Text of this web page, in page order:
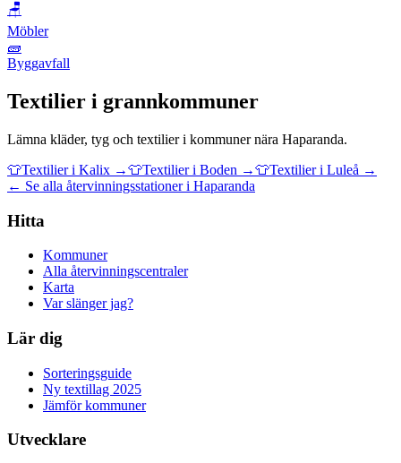
🪑
Möbler
🧱
Byggavfall
Textilier i grannkommuner
Lämna kläder, tyg och textilieri kommuner nära Haparanda.
👕Textilieri Kalix →👕Textilieri Boden →👕Textilieri Luleå →
← Se alla återvinningsstationer i Haparanda
Hitta
Kommuner
Alla återvinningscentraler
Karta
Var slänger jag?
Lär dig
Sorteringsguide
Ny textillag 2025
Jämför kommuner
Utvecklare